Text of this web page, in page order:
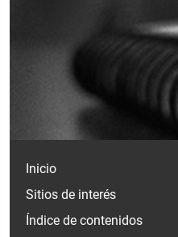
Inicio
Sitios de interés
Índice de contenidos